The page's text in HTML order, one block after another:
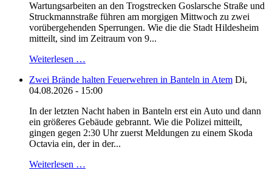
Wartungsarbeiten an den Trogstrecken Goslarsche Straße und
Struckmannstraße führen am morgigen Mittwoch zu zwei
vorübergehenden Sperrungen. Wie die die Stadt Hildesheim
mitteilt, sind im Zeitraum von 9...
Weiterlesen …
Zwei Brände halten Feuerwehren in Banteln in Atem Di,
04.08.2026 - 15:00
In der letzten Nacht haben in Banteln erst ein Auto und dann
ein größeres Gebäude gebrannt. Wie die Polizei mitteilt,
gingen gegen 2:30 Uhr zuerst Meldungen zu einem Skoda
Octavia ein, der in der...
Weiterlesen …